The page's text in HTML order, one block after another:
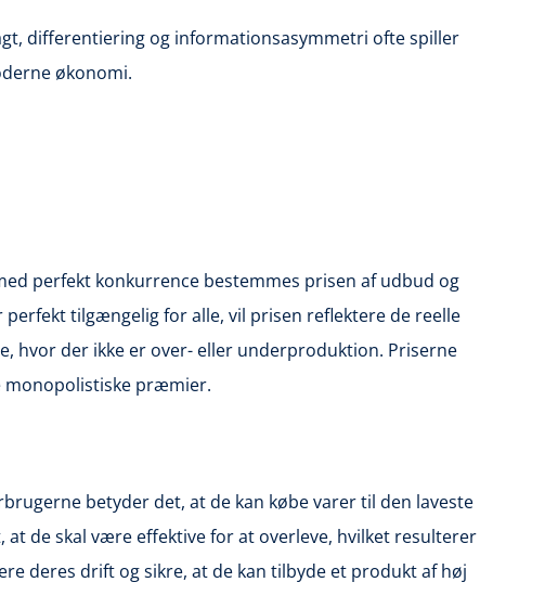
differentiering og informationsasymmetri ofte spiller
økonomi.
perfekt konkurrence bestemmes prisen af udbud og
tilgængelig for alle, vil prisen reflektere de reelle
hvor der ikke er over- eller underproduktion. Priserne
monopolistiske præmier.
betyder det, at de kan købe varer til den laveste
de skal være effektive for at overleve, hvilket resulterer
deres drift og sikre, at de kan tilbyde et produkt af høj